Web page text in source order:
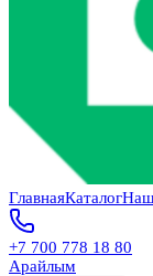
ГлавнаяКаталог
+7 700 778 18 80
Арайлым